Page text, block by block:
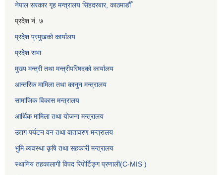
नेपाल सरकार गृह मन्त्रालय सिंहदरबार, काठमाडौँ
प्रदेश नं. ७
प्रदेश प्रमुखको कार्यालय
प्रदेश सभा
मुख्य मन्त्री तथा मन्त्रीपरिषदको कार्यालय
आन्तरिक मामिला तथा कानुन मन्त्रालय
सामाजिक विकास मन्त्रालय
आर्थिक मामिला तथा योजना मन्त्रालय
उद्यग पर्यटन वन तथा वातावरण मन्त्रालय
भुमि ब्यवस्था कृषि तथा सहकारी मन्त्रालय
स्थानिय तहकालागी विपद रिपोर्टिङ्ग प्रणाली(C-MIS )